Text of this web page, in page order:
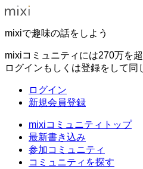
mixiで趣味の話をしよう
mixiコミュニティには270万を
ログインもしくは登録をして同
ログイン
新規会員登録
mixiコミュニティトップ
最新書き込み
参加コミュニティ
コミュニティを探す